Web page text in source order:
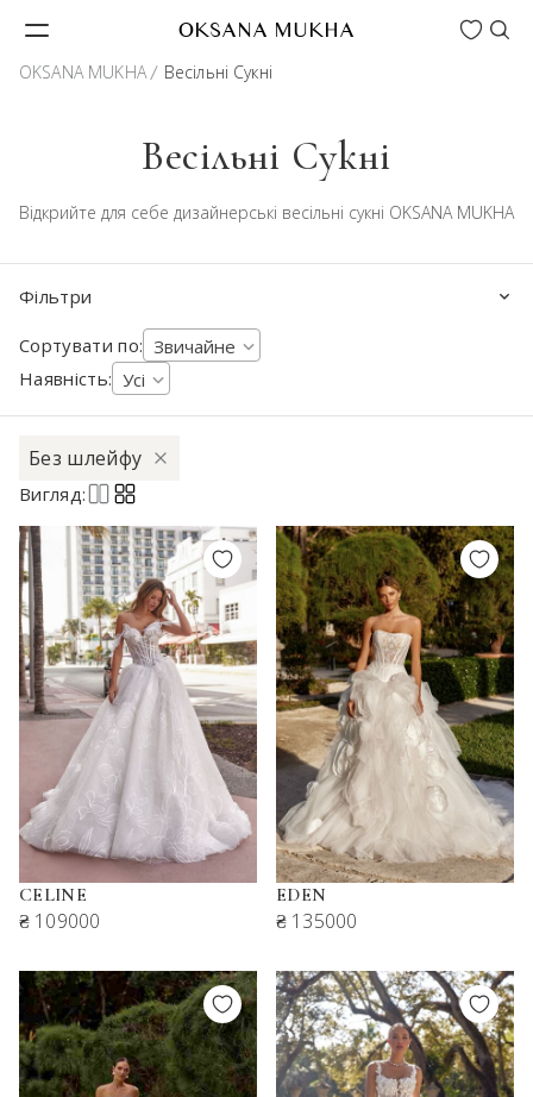
OKSANA MUKHA Wishlist
OKSANA MUKHA Весільні Сукні
Весільні Сукні
Відкрийте для себе дизайнерські весільні сукні OKSANA MUKHA
Фільтри
Сортувати по: Звичайне
Наявність: Усі
Без шлейфу
Вигляд:
CELINE
₴ 109000
EDEN
₴ 135000